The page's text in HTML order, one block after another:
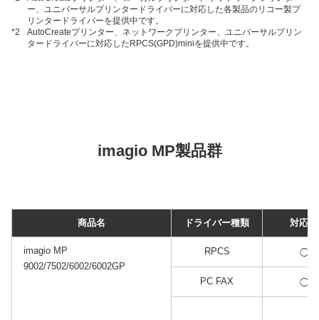
ー、ユニバーサルプリンタードライバーに対応した各製品のリコー製プ
リンタードライバーを提供中です。
*2
AutoCreateプリンター、ネットワークプリンター、ユニバーサルプリン
タードライバーに対応したRPCS(GPD)miniを提供中です。
imagio MP製品群
商品名 ドライバー種類 対応状
imagio MP
9002/7502/6002/6002GP
RPCS ◯
PC FAX ◯